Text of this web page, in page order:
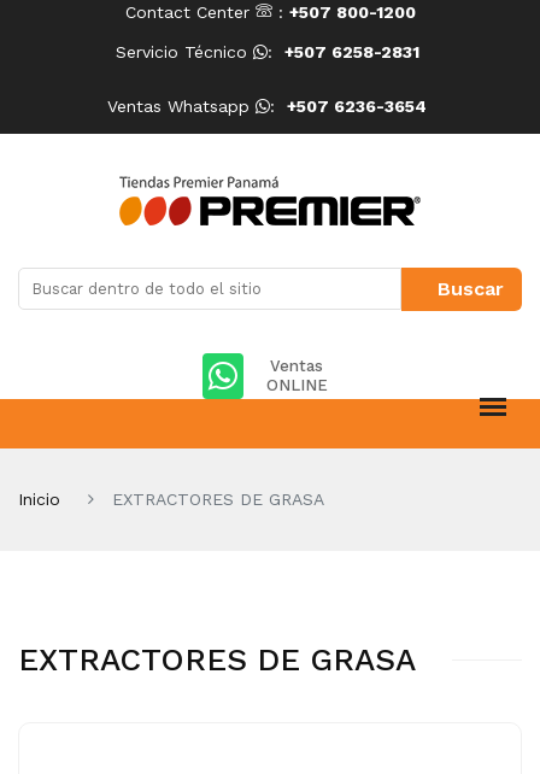
Contact Center : +507 800-1200
Servicio Técnico : +507 6258-2831
Ventas Whatsapp : +507 6236-3654
Ventas
ONLINE
Inicio EXTRACTORES DE GRASA
EXTRACTORES DE GRASA